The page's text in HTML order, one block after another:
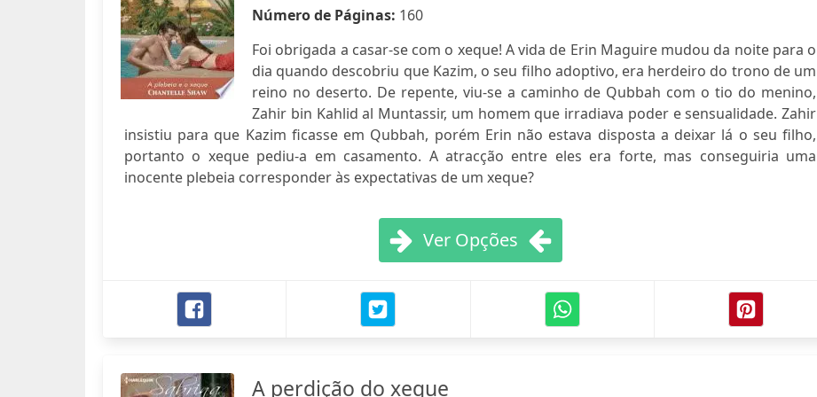
Número de Páginas: 160
Foi obrigada a casar-se com o xeque! A vida de Erin Maguire mudou da noite para o
dia quando descobriu que Kazim, o seu filho adoptivo, era herdeiro do trono de um
reino no deserto. De repente, viu-se a caminho de Qubbah com o tio do menino,
Zahir bin Kahlid al Muntassir, um homem que irradiava poder e sensualidade. Zahir
insistiu para que Kazim ficasse em Qubbah, porém Erin não estava disposta a deixar lá o seu filho,
portanto o xeque pediu-a em casamento. A atracção entre eles era forte, mas conseguiria uma
inocente plebeia corresponder às expectativas de um xeque?
Ver Opções
A perdição do xeque